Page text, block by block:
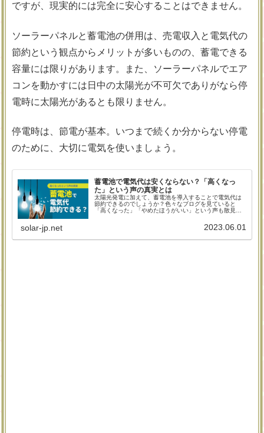
ですが、現実的には完全に安心することはできません。
ソーラーパネルと蓄電池の併用は、売電収入と電気代の
節約という観点からメリットが多いものの、蓄電できる
容量には限りがあります。また、ソーラーパネルでエア
コンを動かすには日中の太陽光が不可欠でありがなら停
電時に太陽光があるとも限りません。
停電時は、節電が基本。いつまで続くか分からない停電
のために、大切に電気を使いましょう。
蓄電池で電気代は安くならない？「高くなっ
た」という声の真実とは
太陽光発電に加えて、蓄電池を導入することで電気代は
節約できるのでしょうか？色々なブログを見ていると
「高くなった」「やめたほうがいい」という声も散見さ
悔しないために、蓄電池と電気代の関係を見ていきまし
solar-jp.net 2023.06.01